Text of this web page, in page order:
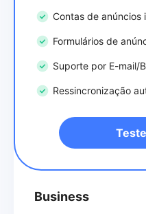
Contas de anúncios
Formulários de
Suporte por E-mail/
Ressincronização
Business